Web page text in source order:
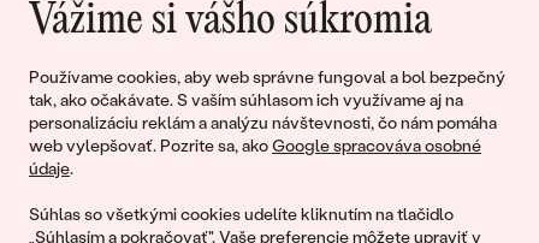
Vážime si vášho súkromia
Používame cookies, aby web správne fungoval a bol bezpečný
tak, ako očakávate. S vaším súhlasom ich využívame aj na
personalizáciu reklám a analýzu návštevnosti, čo nám pomáha
web vylepšovať. Pozrite sa, akoGoogle spracováva osobné
údaje.
Súhlas so všetkými cookies udelíte kliknutím na tlačidlo
„Súhlasím a pokračovať". Vaše preferencie môžete upraviť v
Pripojte sa k nám!